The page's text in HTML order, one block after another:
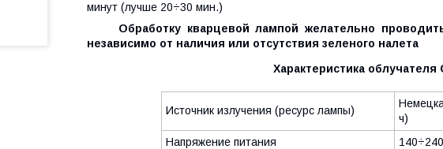
минут (лучше 20÷30 мин.)
Обработку кварцевой лампой желательно
независимо от наличия или отсутствия зеленого налета
Характеристика
Источник излучения (ресурс лампы)
ч)
Напряжение питания